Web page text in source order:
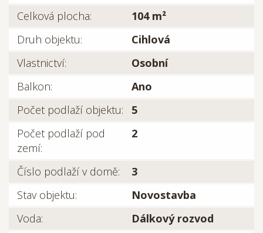
Celková plocha:
104 m²
Druh objektu:
Cihlová
Vlastnictví:
Osobní
Balkon:
Ano
Počet podlaží objektu:
5
Počet podlaží pod
zemí:
2
Číslo podlaží v domě:
3
Stav objektu:
Novostavba
Voda:
Dálkový rozvod